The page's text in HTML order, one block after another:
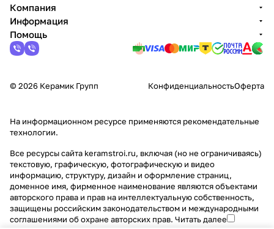
Компания
Информация
Помощь
© 2026 Керамик Групп КонфиденциальностьОферта
На информационном ресурсе применяются рекомендательные
технологии.
Все ресурсы сайта keramstroi.ru, включая (но не ограничиваясь)
текстовую, графическую, фотографическую и видео
информацию, структуру, дизайн и оформление страниц,
доменное имя, фирменное наименование являются объектами
авторского права и прав на интеллектуальную собственность,
защищены российским законодательством и международными
соглашениями об охране авторских прав. Читать далее